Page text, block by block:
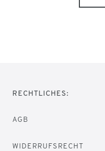
RECHTLICHES:
AGB
WIDERRUFSRECHT